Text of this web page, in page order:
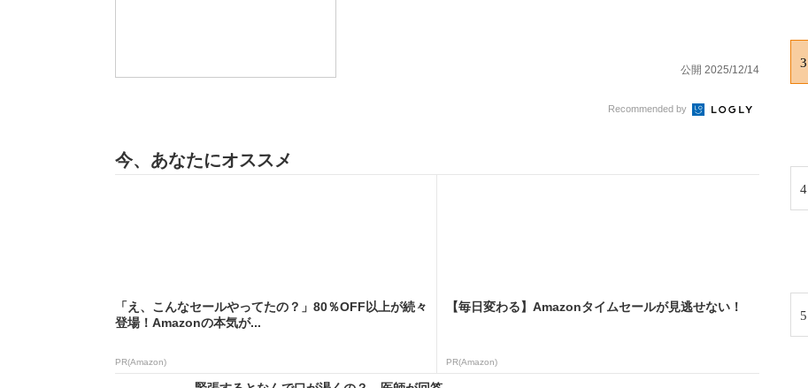
公開 2025/12/14
Recommended by
今、あなたにオススメ
「え、こんなセールやってたの？」80％OFF以上が続々
登場！Amazonの本気が...
PR(Amazon)
【毎日変わる】Amazonタイムセールが見逃せない！
PR(Amazon)
3
4
5